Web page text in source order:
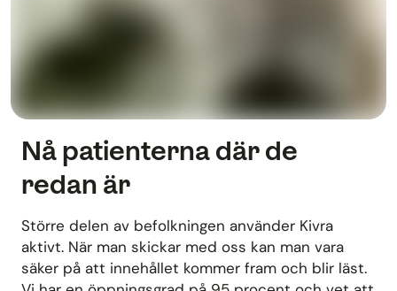
Nå patienterna där de
redan är
Större delen av befolkningen använder Kivra
aktivt. När man skickar med oss kan man vara
säker på att innehållet kommer fram och blir läst.